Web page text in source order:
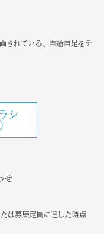
されている、自給自足をテ
シ
せ
は募集定員に達した時点